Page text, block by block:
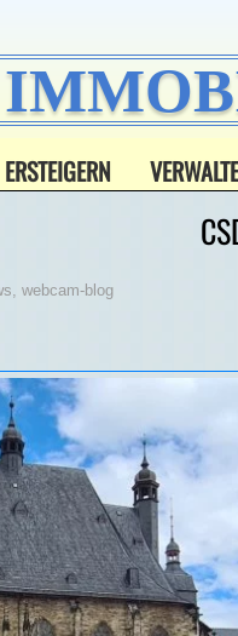
ERSTEIGERN
, webcam-blog